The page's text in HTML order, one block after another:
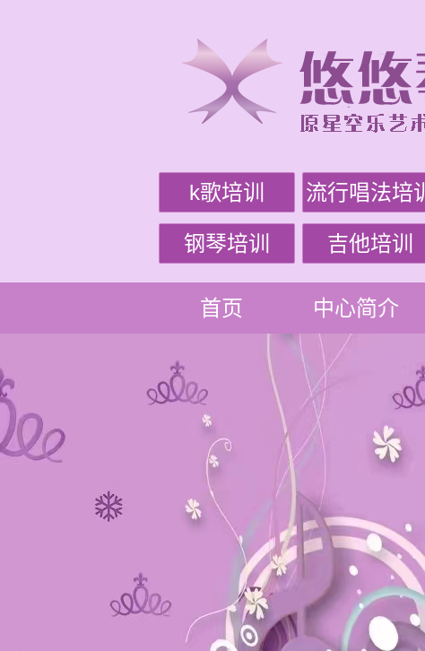
k歌培训 流行唱法培训
钢琴培训 吉他培训
首页 中心简介